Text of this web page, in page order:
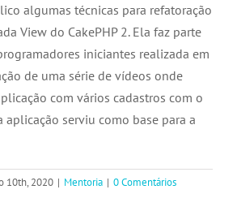
algumas técnicas para refatoração
View do CakePHP 2. Ela faz parte
iniciantes realizada em
de uma série de vídeos onde
com vários cadastros com o
aplicação serviu como base para a
10th, 2020 | Mentoria | 0 Comentários